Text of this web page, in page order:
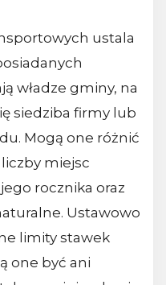
ustala
władze gminy, na
siedziba firmy lub
Mogą one różnić
miejsc
rocznika oraz
Ustawowo
limity stawek
one być ani